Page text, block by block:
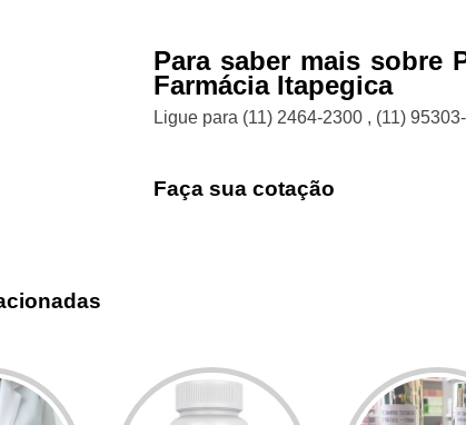
Para saber mais sobre
Farmácia Itapegica
Ligue para (11) 2464-2300 , (11)
Faça sua cotação